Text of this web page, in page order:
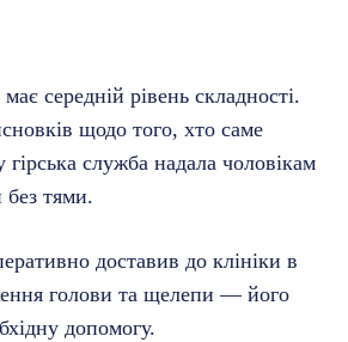
середній рівень складності.
щодо того, хто саме
служба надала чоловікам
без тями.
доставив до клініки в
голови та щелепи — його
допомогу.